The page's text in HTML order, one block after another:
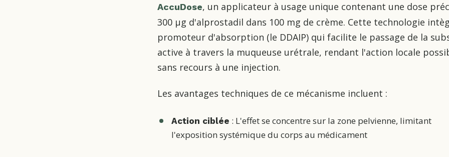
AccuDose, un applicateur à usage unique contenant une dose
300 µg d'alprostadil dans 100 mg de crème. Cette technologie
promoteur d'absorption (le DDAIP) qui facilite le passage de la
active à travers la muqueuse urétrale, rendant l'action locale
sans recours à une injection.
Les avantages techniques de ce mécanisme incluent :
Action ciblée : L'effet se concentre sur la zone pelvienne, limitant
l'exposition systémique du corps au médicament